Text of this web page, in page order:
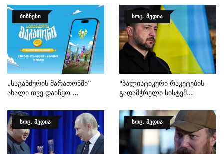
ᲑᲘᲖᲜᲔᲡᲘ
„საგანძურის Მარათონში“
Ახალი Თვე Დაიწყო ...
ᲡᲝᲪ. ᲛᲔᲓᲘᲐ
"ბალისტიკური Რაკეტების
Გადამჭრელი Სისტემ...
ᲡᲝᲪ. ᲛᲔᲓᲘᲐ ᲡᲝᲪ. ᲛᲔᲓᲘᲐ